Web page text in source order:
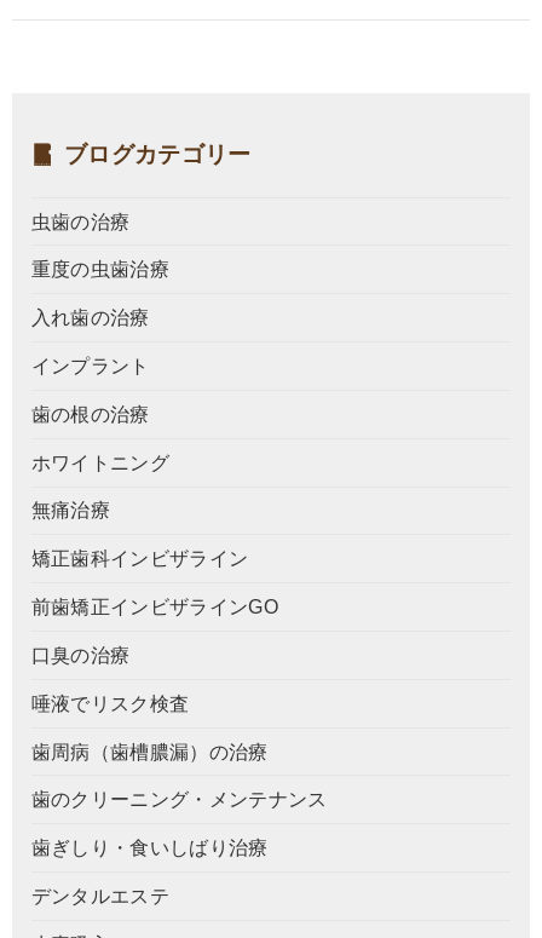
ブログカテゴリー
虫歯の治療
重度の虫歯治療
入れ歯の治療
インプラント
歯の根の治療
ホワイトニング
無痛治療
矯正歯科インビザライン
前歯矯正インビザラインGO
口臭の治療
唾液でリスク検査
歯周病（歯槽膿漏）の治療
歯のクリーニング・メンテナンス
歯ぎしり・食いしばり治療
デンタルエステ